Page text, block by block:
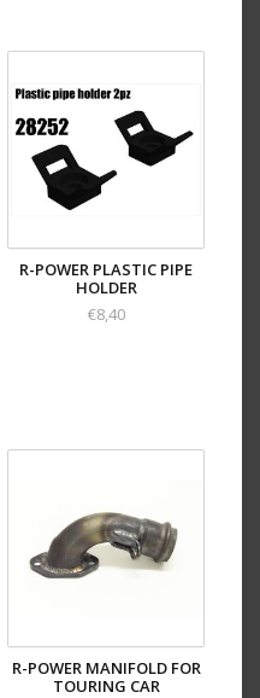
R-POWER PLASTIC PIPE
HOLDER
€8,40
R-POWER MANIFOLD FOR
TOURING CAR